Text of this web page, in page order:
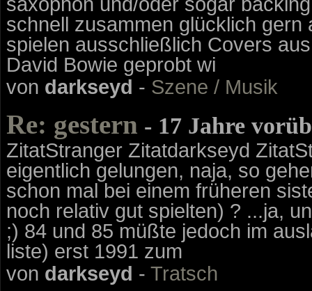
schnell zusammen glücklich
spielen ausschließlich Covers
David Bowie geprobt wi
von darkseyd - Szene / Musik
Re: gestern - 17 Jahre
ZitatStranger Zitatdarkseyd
eigentlich gelungen, naja, so
schon mal bei einem früheren
noch relativ gut spielten) ? ...ja,
;) 84 und 85 müßte jedoch im
liste) erst 1991 zum
von darkseyd - Tratsch